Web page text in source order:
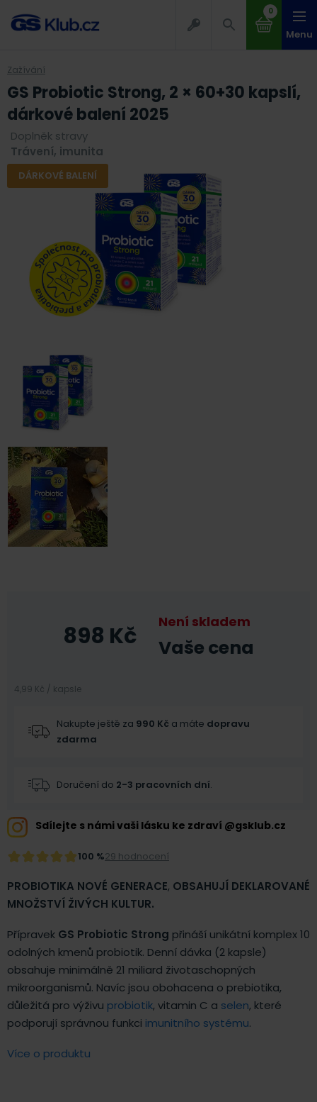
0
Menu
Zažívání
GS Probiotic Strong, 2 × 60+30 kapslí,
dárkové balení 2025
Doplněk stravy
Trávení, imunita
DÁRKOVÉ BALENÍ
898 Kč Není skladem
Vaše cena
4,99 Kč / kapsle
Nakupte ještě za 990 Kč a máte dopravu
zdarma
Doručení do 2-3 pracovních dní.
Sdílejte s námi vaši lásku ke zdraví @gsklub.cz
100 %29 hodnocení
PROBIOTIKA NOVÉ GENERACE, OBSAHUJÍ DEKLAROVANÉ
MNOŽSTVÍ ŽIVÝCH KULTUR.
Přípravek GS Probiotic Strong přináší unikátní komplex 10
odolných kmenů probiotik. Denní dávka (2 kapsle)
obsahuje minimálně 21 miliard životaschopných
mikroorganismů. Navíc jsou obohacena o prebiotika,
důležitá pro výživu probiotik, vitamin C a selen, které
podporují správnou funkci imunitního systému.
Více o produktu